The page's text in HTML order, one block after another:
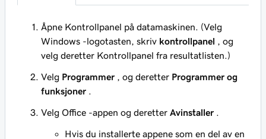
Åpne Kontrollpanel på datamaskinen. (Velg
Windows -logotasten, skriv kontrollpanel , og
velg deretter Kontrollpanel fra resultatlisten.)
Velg Programmer , og deretter Programmer og
funksjoner
Velg Office -appen og deretter Avinstaller
Hvis du installerte appene som en del av en